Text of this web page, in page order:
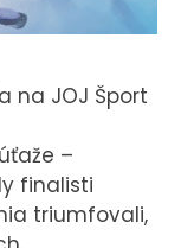
na JOJ Šport
–
finalisti
triumfovali,